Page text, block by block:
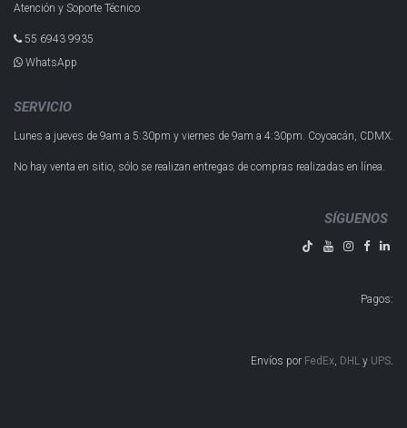
Atención y Soporte Técnico
55 6943 993​5
WhatsApp
SERVICIO
Lunes a jueves de 9am a 5:30pm y viernes de 9am a 4:30pm. Coyoacán, CDMX.
No hay venta en sitio, sólo se realizan entregas de compras realizadas en línea.
SÍGUENOS
Pagos:
Envíos por FedEx, DHL y UPS​​​​​​.